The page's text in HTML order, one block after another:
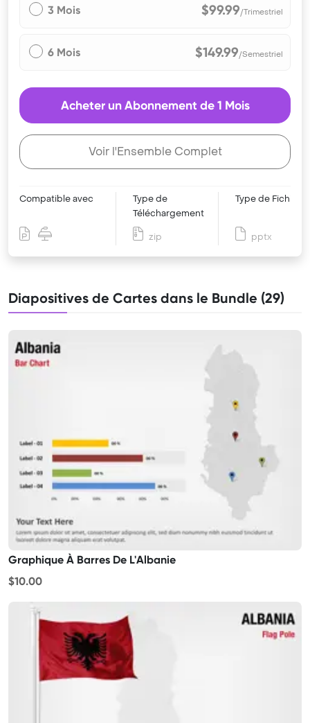
3 Mois $99.99/Trimestriel
6 Mois $149.99/Semestriel
Acheter un Abonnement de 1 Mois
Voir l'Ensemble Complet
Compatible avec
Type de
Téléchargement
zip
Type de Fichier
pptx
Diapositives de Cartes dans le Bundle (29)
Graphique À Barres De L'Albanie
$10.00